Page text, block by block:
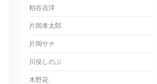
粕谷吉洋
片岡孝太郎
片岡サチ
川俣しのぶ
木野花